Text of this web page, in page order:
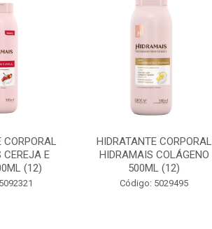
CORPORAL
CEREJA E
(12)
HIDRATANTE CORPORAL
HIDRAMAIS COLÁGENO
500ML (12)
Código: 5029495